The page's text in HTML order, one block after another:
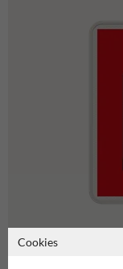
Cookies